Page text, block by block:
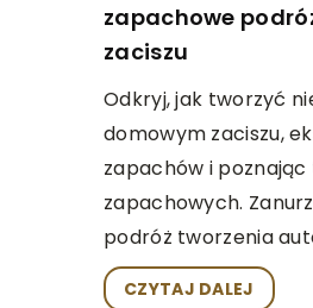
zapachowe
zaciszu
Odkryj, jak tworzyć
domowym zaciszu,
zapachów i
zapachowych.
podróż tworzenia
CZYTAJ DALEJ